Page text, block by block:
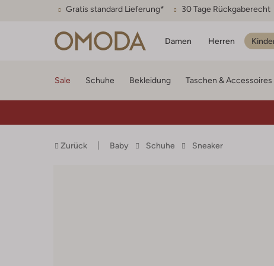
Gratis standard Lieferung* 30 Tage Rückgaberecht
Damen Herren
Sale Schuhe Bekleidung Taschen & Accessoires
Zurück Baby Schuhe Sneaker